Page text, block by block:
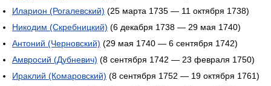
Иларион (Рогалевский) (25 марта 1735 — 11 октября 1738)
Никодим (Скребницкий) (6 декабря 1738 — 29 мая 1740)
Антоний (Черновский) (29 мая 1740 — 6 сентября 1742)
Амвросий (Дубневич) (8 сентября 1742 — 23 февраля 1750)
Ираклий (Комаровский) (8 сентября 1752 — 19 октября 1761)